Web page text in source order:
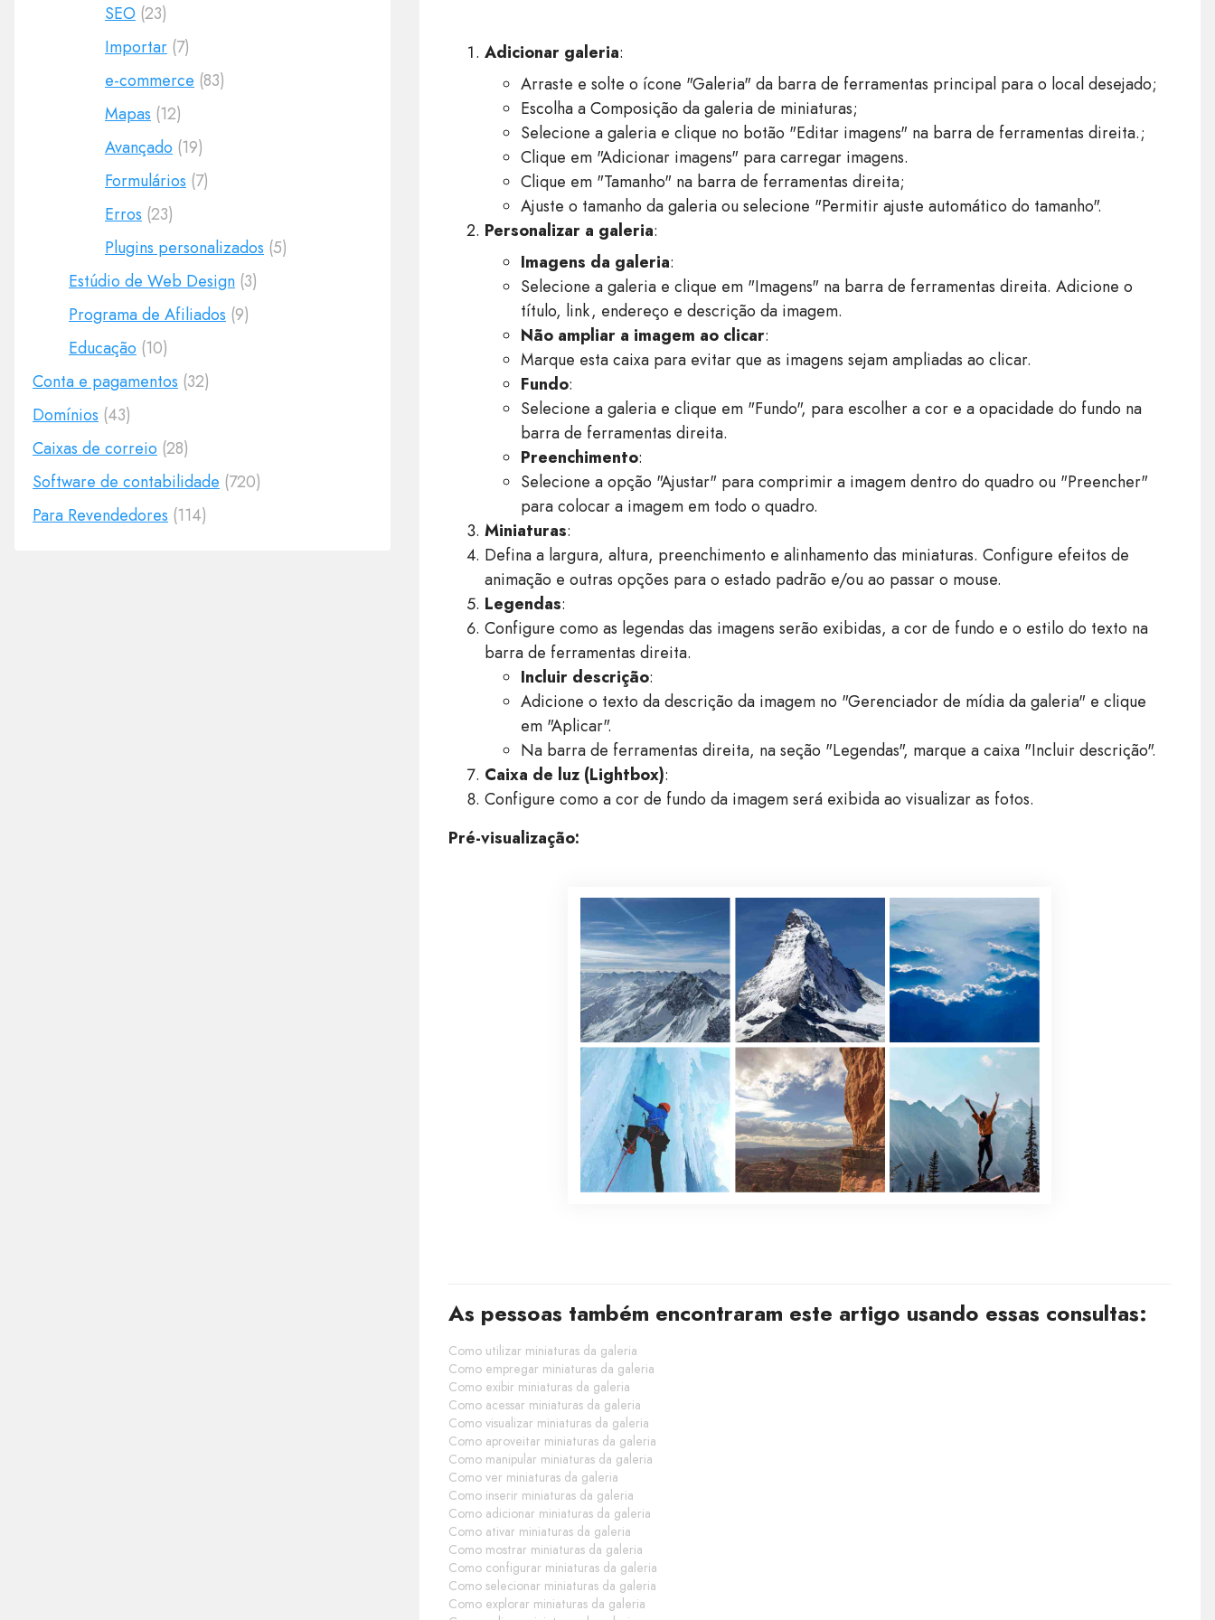
SEO (23)
Importar (7)
e-commerce (83)
Mapas (12)
Avançado (19)
Formulários (7)
Erros (23)
Plugins personalizados (5)
Estúdio de Web Design (3)
Programa de Afiliados (9)
Educação (10)
Conta e pagamentos (32)
Domínios (43)
Caixas de correio (28)
Software de contabilidade (720)
Para Revendedores (114)
Adicionar galeria:
Arraste e solte o ícone "Galeria" da barra de ferramentas principal para o local desejado;
Escolha a Composição da galeria de miniaturas;
Selecione a galeria e clique no botão "Editar imagens" na barra de ferramentas direita.;
Clique em "Adicionar imagens" para carregar imagens.
Clique em "Tamanho" na barra de ferramentas direita;
Ajuste o tamanho da galeria ou selecione "Permitir ajuste automático do tamanho".
Personalizar a galeria:
Imagens da galeria:
Selecione a galeria e clique em "Imagens" na barra de ferramentas direita. Adicione o
título, link, endereço e descrição da imagem.
Não ampliar a imagem ao clicar:
Marque esta caixa para evitar que as imagens sejam ampliadas ao clicar.
Fundo:
Selecione a galeria e clique em "Fundo", para escolher a cor e a opacidade do fundo na
barra de ferramentas direita.
Preenchimento:
Selecione a opção "Ajustar" para comprimir a imagem dentro do quadro ou "Preencher"
para colocar a imagem em todo o quadro.
Miniaturas:
Defina a largura, altura, preenchimento e alinhamento das miniaturas. Configure efeitos de
animação e outras opções para o estado padrão e/ou ao passar o mouse.
Legendas:
Configure como as legendas das imagens serão exibidas, a cor de fundo e o estilo do texto na
barra de ferramentas direita.
Incluir descrição:
Adicione o texto da descrição da imagem no "Gerenciador de mídia da galeria" e clique
em "Aplicar".
Na barra de ferramentas direita, na seção "Legendas", marque a caixa "Incluir descrição".
Caixa de luz (Lightbox):
Configure como a cor de fundo da imagem será exibida ao visualizar as fotos.
Pré-visualização:
As pessoas também encontraram este artigo usando essas consultas:
Como utilizar miniaturas da galeria
Como empregar miniaturas da galeria
Como exibir miniaturas da galeria
Como acessar miniaturas da galeria
Como visualizar miniaturas da galeria
Como aproveitar miniaturas da galeria
Como manipular miniaturas da galeria
Como ver miniaturas da galeria
Como inserir miniaturas da galeria
Como adicionar miniaturas da galeria
Como ativar miniaturas da galeria
Como mostrar miniaturas da galeria
Como configurar miniaturas da galeria
Como selecionar miniaturas da galeria
Como explorar miniaturas da galeria